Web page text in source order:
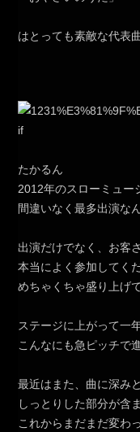
はとっても素敵な代表曲
たかるん
2012年のスローミュー
間違いなく最多出演な
出演だけでなく、お客
本当によく参加してく
めちゃくちゃ盛り上げ
ステージに上がって一年
こんなにも急ピッチで
最近はまた、曲に深み
しっとりした部分が含
これからまだまだ変わ